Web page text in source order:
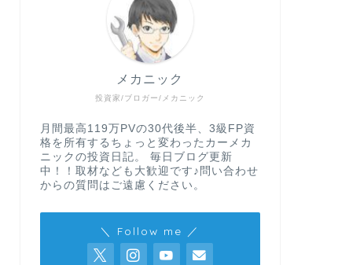
投資家/ブロガー/メカニック
メカニック
月間最高119万PVの30代後半、3級FP資
格を所有するちょっと変わったカーメカ
ニックの投資日記。 毎日ブログ更新
中！！取材なども大歓迎です♪問い合わせ
からの質問はご遠慮ください。
＼ Follow me ／